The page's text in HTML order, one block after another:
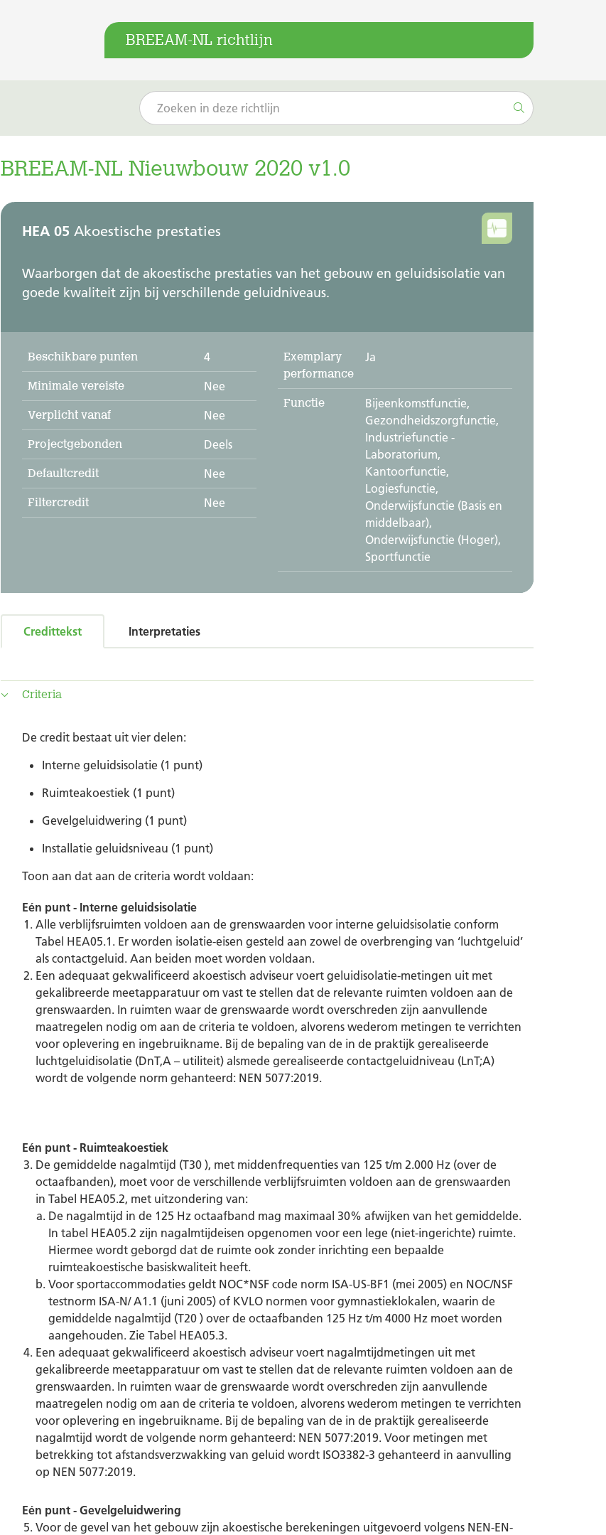
BREEAM-NL richtlijn
BREEAM-NL Nieuwbouw 2020 v1.0
HEA 05 Akoestische prestaties
Waarborgen dat de akoestische prestaties van het gebouw en geluidsisolatie van
goede kwaliteit zijn bij verschillende geluidniveaus.
Beschikbare punten 4
Minimale vereiste Nee
Verplicht vanaf Nee
Projectgebonden Deels
Defaultcredit Nee
Filtercredit Nee
Exemplary
performance
Ja
Functie
Bijeenkomstfunctie,
Gezondheidszorgfunctie,
Industriefunctie -
Laboratorium,
Kantoorfunctie,
Logiesfunctie,
Onderwijsfunctie (Basis en
middelbaar),
Onderwijsfunctie (Hoger),
Sportfunctie
Credittekst Interpretaties
Criteria
De credit bestaat uit vier delen:
Interne geluidsisolatie (1 punt)
Ruimteakoestiek (1 punt)
Gevelgeluidwering (1 punt)
Installatie geluidsniveau (1 punt)
Toon aan dat aan de criteria wordt voldaan:
Eén punt - Interne geluidsisolatie
Alle verblijfsruimten voldoen aan de grenswaarden voor interne geluidsisolatie conform
Tabel HEA05.1. Er worden isolatie-eisen gesteld aan zowel de overbrenging van ‘luchtgeluid’
als contactgeluid. Aan beiden moet worden voldaan.
Een adequaat gekwalificeerd akoestisch adviseur voert geluidisolatie-metingen uit met
gekalibreerde meetapparatuur om vast te stellen dat de relevante ruimten voldoen aan de
grenswaarden. In ruimten waar de grenswaarde wordt overschreden zijn aanvullende
maatregelen nodig om aan de criteria te voldoen, alvorens wederom metingen te verrichten
voor oplevering en ingebruikname. Bij de bepaling van de in de praktijk gerealiseerde
luchtgeluidisolatie (DnT,A – utiliteit) alsmede gerealiseerde contactgeluidniveau (LnT;A)
wordt de volgende norm gehanteerd: NEN 5077:2019.
Eén punt - Ruimteakoestiek
De gemiddelde nagalmtijd (T30 ), met middenfrequenties van 125 t/m 2.000 Hz (over de
octaafbanden), moet voor de verschillende verblijfsruimten voldoen aan de grenswaarden
in Tabel HEA05.2, met uitzondering van:
De nagalmtijd in de 125 Hz octaafband mag maximaal 30% afwijken van het gemiddelde.
In tabel HEA05.2 zijn nagalmtijdeisen opgenomen voor een lege (niet-ingerichte) ruimte.
Hiermee wordt geborgd dat de ruimte ook zonder inrichting een bepaalde
ruimteakoestische basiskwaliteit heeft.
Voor sportaccommodaties geldt NOC*NSF code norm ISA-US-BF1 (mei 2005) en NOC/NSF
testnorm ISA-N/ A1.1 (juni 2005) of KVLO normen voor gymnastieklokalen, waarin de
gemiddelde nagalmtijd (T20 ) over de octaafbanden 125 Hz t/m 4000 Hz moet worden
aangehouden. Zie Tabel HEA05.3.
Een adequaat gekwalificeerd akoestisch adviseur voert nagalmtijdmetingen uit met
gekalibreerde meetapparatuur om vast te stellen dat de relevante ruimten voldoen aan de
grenswaarden. In ruimten waar de grenswaarde wordt overschreden zijn aanvullende
maatregelen nodig om aan de criteria te voldoen, alvorens wederom metingen te verrichten
voor oplevering en ingebruikname. Bij de bepaling van de in de praktijk gerealiseerde
nagalmtijd wordt de volgende norm gehanteerd: NEN 5077:2019. Voor metingen met
betrekking tot afstandsverzwakking van geluid wordt ISO3382-3 gehanteerd in aanvulling
op NEN 5077:2019.
Eén punt - Gevelgeluidwering
Voor de gevel van het gebouw zijn akoestische berekeningen uitgevoerd volgens NEN-EN-